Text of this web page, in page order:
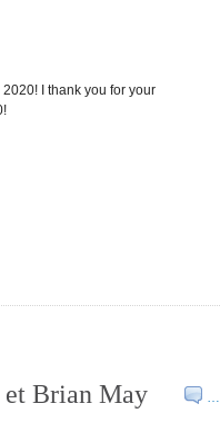
I thank you for your
et Brian May